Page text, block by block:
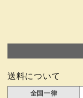
送料について
全国一律